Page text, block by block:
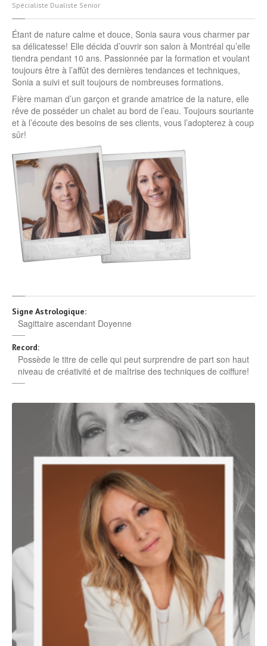
Spécialiste Dualiste Senior
Étant de nature calme et douce, Sonia saura vous charmer par
sa délicatesse! Elle décida d’ouvrir son salon à Montréal qu’elle
tiendra pendant 10 ans. Passionnée par la formation et voulant
toujours être à l’affût des dernières tendances et techniques,
Sonia a suivi et suit toujours de nombreuses formations.
Fière maman d’un garçon et grande amatrice de la nature, elle
rêve de posséder un chalet au bord de l’eau. Toujours souriante
et à l’écoute des besoins de ses clients, vous l’adopterez à coup
sûr!
Signe Astrologique:
Sagittaire ascendant Doyenne
Record:
Possède le titre de celle qui peut surprendre de part son haut
niveau de créativité et de maîtrise des techniques de coiffure!